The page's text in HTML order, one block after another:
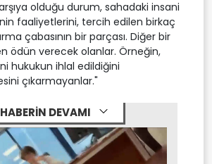
olduğu durum, sahadaki insani
faaliyetlerini, tercih edilen birkaç
çabasının bir parçası. Diğer bir
ödün verecek olanlar. Örneğin,
hukukun ihlal edildiğini
çıkarmayanlar."
HABERİN DEVAMI